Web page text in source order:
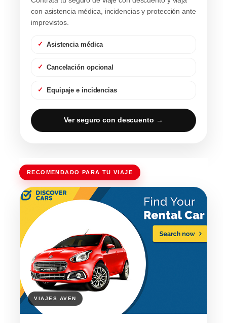
con asistencia médica, incidencias y protección ante
imprevistos.
Asistencia médica
Cancelación opcional
Equipaje e incidencias
Ver seguro con descuento →
RECOMENDADO PARA TU VIAJE